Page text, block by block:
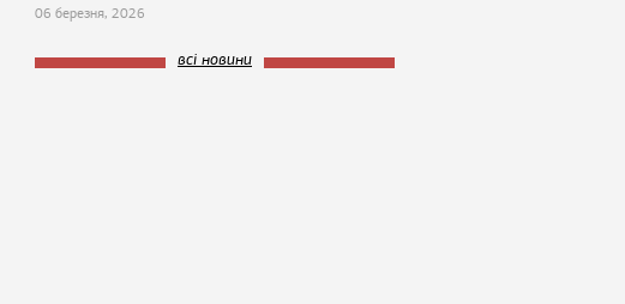
06 березня, 2026
всі новини